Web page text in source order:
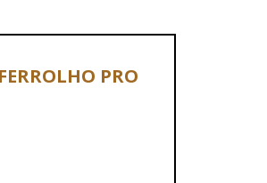
PRO